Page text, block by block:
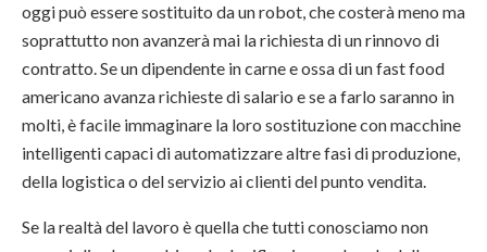
oggi può essere sostituito da un robot, che costerà meno ma
soprattutto non avanzerà mai la richiesta di un rinnovo di
contratto. Se un dipendente in carne e ossa di un fast food
americano avanza richieste di salario e se a farlo saranno in
molti, è facile immaginare la loro sostituzione con macchine
intelligenti capaci di automatizzare altre fasi di produzione,
della logistica o del servizio ai clienti del punto vendita.
Se la realtà del lavoro è quella che tutti conosciamo non